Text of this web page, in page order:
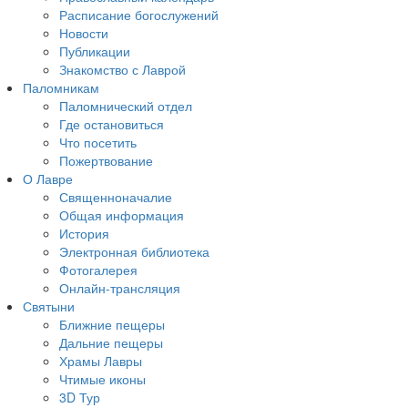
Расписание богослужений
Новости
Публикации
Знакомство с Лаврой
Паломникам
Паломнический отдел
Где остановиться
Что посетить
Пожертвование
О Лавре
Священноначалие
Общая информация
История
Электронная библиотека
Фотогалерея
Онлайн-трансляция
Святыни
Ближние пещеры
Дальние пещеры
Храмы Лавры
Чтимые иконы
3D Тур